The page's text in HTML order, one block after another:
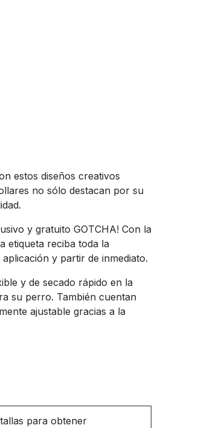
estos diseños creativos
no sólo destacan por su
y gratuito GOTCHA! Con la
etiqueta reciba toda la
y partir de inmediato.
y de secado rápido en la
su perro. También cuentan
ajustable gracias a la
para obtener